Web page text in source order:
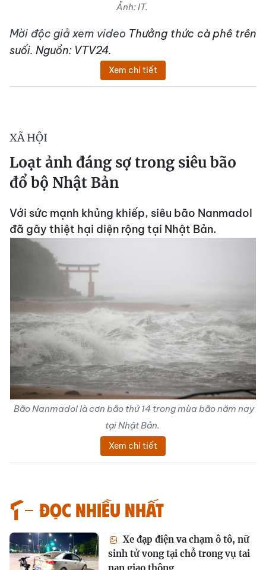
Ảnh: IT.
Mời độc giả xem video Thưởng thức cà phê trên
suối. Nguồn: VTV24.
Xem chi tiết
XÃ HỘI
Loạt ảnh đáng sợ trong siêu bão
đổ bộ Nhật Bản
Với sức mạnh khủng khiếp, siêu bão Nanmadol
đã gây thiệt hại diện rộng tại Nhật Bản.
Bão Nanmadol là cơn bão thứ 14 trong mùa bão năm nay
tại Nhật Bản.
Xem chi tiết
Đọc nhiều nhất
Xe đạp điện va chạm ô tô, nữ
sinh tử vong tại chỗ trong vụ tai
nạn giao thông